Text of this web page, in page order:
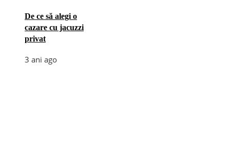
De ce să alegi o
cazare cu jacuzzi
privat
3 ani ago